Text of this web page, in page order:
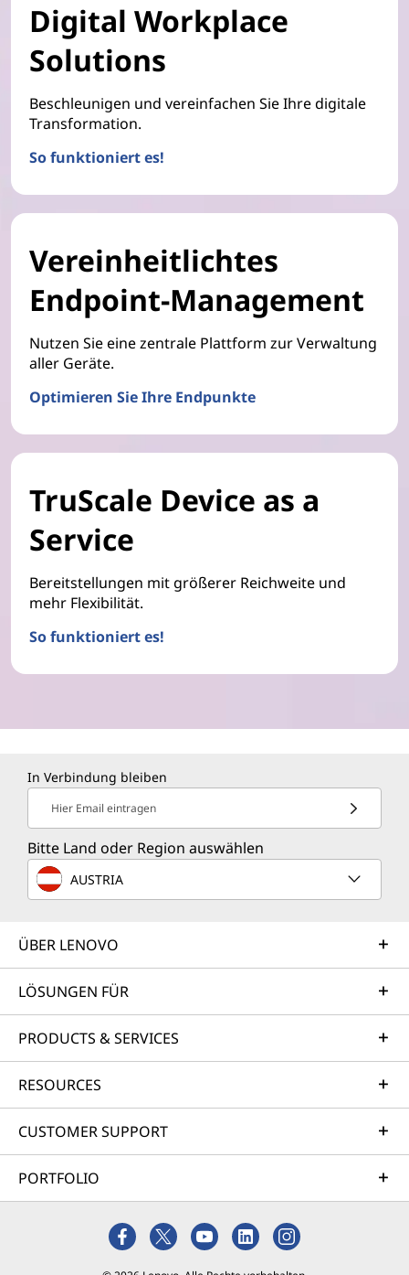
Digital Workplace
Solutions
Beschleunigen und vereinfachen Sie Ihre digitale
Transformation.
So funktioniert es!
Vereinheitlichtes
Endpoint-Management
Nutzen Sie eine zentrale Plattform zur Verwaltung
aller Geräte.
Optimieren Sie Ihre Endpunkte
TruScale Device as a
Service
Bereitstellungen mit größerer Reichweite und
mehr Flexibilität.
So funktioniert es!
In Verbindung bleiben
Hier Email eintragen
Bitte Land oder Region auswählen
AUSTRIA
ÜBER LENOVO
LÖSUNGEN FÜR
PRODUCTS & SERVICES
RESOURCES
CUSTOMER SUPPORT
PORTFOLIO